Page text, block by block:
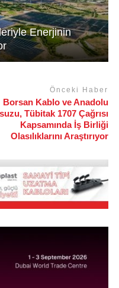
Enerjinin
Önceki Haber
Borsan Kablo ve Anadolu
Tübitak 1707 Çağrısı
Kapsamında İş Birliği
Olasılıklarını Araştırıyor